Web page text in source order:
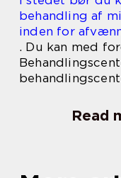
behandling af
inden for
. Du kan med
Read